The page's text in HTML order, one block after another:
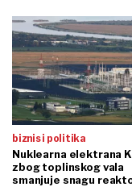
biznis i politika
Nuklearna elektrana
zbog toplinskog vala
smanjuje snagu